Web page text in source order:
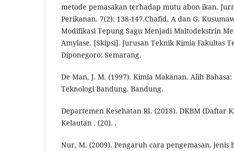
metode pemasakan terhadap mutu abon ikan.
Perikanan. 7(2): 138-147.Chafid, A dan G.
Modifikasi Tepung Sagu Menjadi Maltodekstrin
Amylase. [Skipsi]. Jurusan Teknik Kimia Fakultas
Diponegoro: Semarang.
De Man, J. M. (1997). Kimia Makanan. Alih
Teknologi Bandung. Bandung.
Departemen Kesehatan RI. (2018). DKBM (Daftar
Kelautan . (20). .
Nur, M. (2009). Pengaruh cara pengemasan, jenis